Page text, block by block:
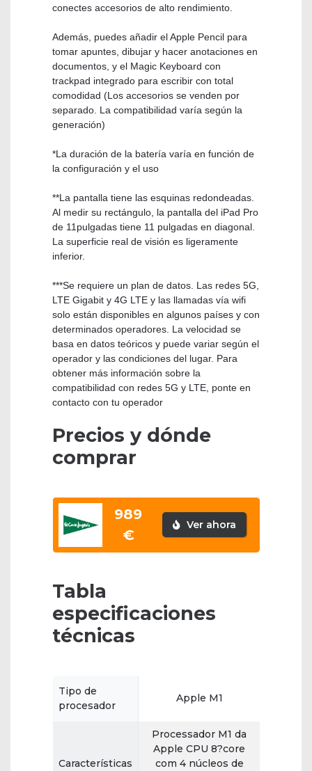
conectes accesorios de alto rendimiento.
Además, puedes añadir el Apple Pencil para
tomar apuntes, dibujar y hacer anotaciones en
documentos, y el Magic Keyboard con
trackpad integrado para escribir con total
comodidad (Los accesorios se venden por
separado. La compatibilidad varía según la
generación)
*La duración de la batería varía en función de
la configuración y el uso
**La pantalla tiene las esquinas redondeadas.
Al medir su rectángulo, la pantalla del iPad Pro
de 11pulgadas tiene 11 pulgadas en diagonal.
La superficie real de visión es ligeramente
inferior.
***Se requiere un plan de datos. Las redes 5G,
LTE Gigabit y 4G LTE y las llamadas vía wifi
solo están disponibles en algunos países y con
determinados operadores. La velocidad se
basa en datos teóricos y puede variar según el
operador y las condiciones del lugar. Para
obtener más información sobre la
compatibilidad con redes 5G y LTE, ponte en
contacto con tu operador
Precios y dónde
comprar
989
€
Ver ahora
Tabla
especificaciones
técnicas
Tipo de
procesador
Apple M1
Características
Processador M1 da
Apple CPU 8?core
com 4 núcleos de